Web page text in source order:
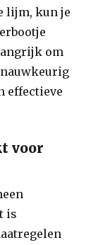
lijm, kun je
om
effectieve
voor
is